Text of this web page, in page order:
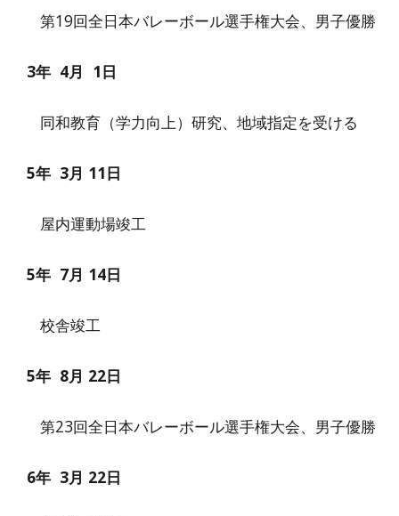
第19回全日本バレーボール選手権大会、男子優勝
3年 4月 1日
同和教育（学力向上）研究、地域指定を受ける
5年 3月 11日
屋内運動場竣工
5年 7月 14日
校舎竣工
5年 8月 22日
第23回全日本バレーボール選手権大会、男子優勝
6年 3月 22日